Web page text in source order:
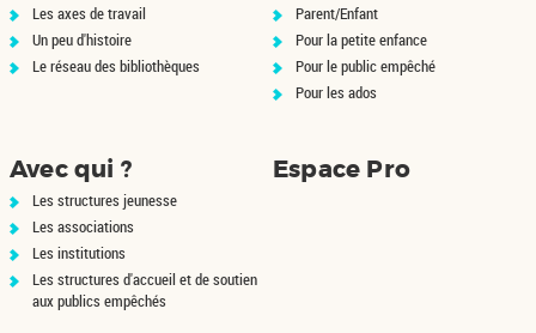
Les axes de travail
Un peu d'histoire
Le réseau des bibliothèques
Parent/Enfant
Pour la petite enfance
Pour le public empêché
Pour les ados
Avec qui ?
Les structures jeunesse
Les associations
Les institutions
Les structures d'accueil et de soutien
aux publics empêchés
Espace Pro